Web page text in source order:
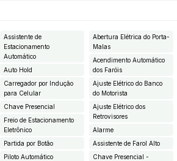
Assistente de
Estacionamento
Automático
Auto Hold
Carregador por Indução
para Celular
Chave Presencial
Freio de Estacionamento
Eletrônico
Partida por Botão
Piloto Automático
Abertura Elétrica do Porta-
Malas
Acendimento Automático
dos Faróis
Ajuste Elétrico do Banco
do Motorista
Ajuste Elétrico dos
Retrovisores
Alarme
Assistente de Farol Alto
Chave Presencial -